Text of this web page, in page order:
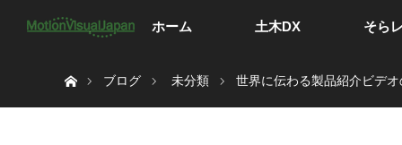
ホーム 土木DX そら
ブログ
未分類 世界に伝わる製品紹介ビデ